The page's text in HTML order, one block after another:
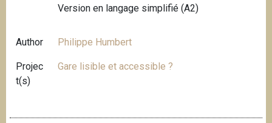
Version en langage simplifié (A2)
Author Philippe Humbert
Projec
t(s)
Gare lisible et accessible ?